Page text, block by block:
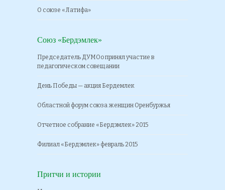
О союзе «Латифа»
Союз «Бердэмлек»
Председатель ДУМОо принял участие в
педагогическом совещании
День Победы — акция Бердемлек
Областной форум союза женщин Оренбуржья
Отчетное собрание «Бердэмлек» 2015
Филиал «Бердэмлек» февраль 2015
Притчи и истории